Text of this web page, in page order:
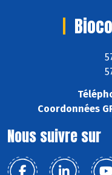
Coordonnées
Nous suivre sur